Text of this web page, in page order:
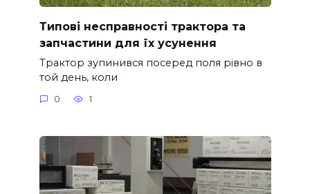
Типові несправності трактора та
запчастини для їх усунення
Трактор зупинився посеред поля рівно в
той день, коли
0 1